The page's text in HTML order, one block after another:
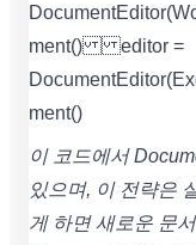
ment() editor =
ment()
이 코드에서
있으며, 이 전략은
게 하면 새로운 문